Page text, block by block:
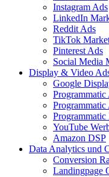
Instagram Ads
LinkedIn
Reddit Ads
TikTok
Pinterest Ads
Social Media
Display & Video
Google
YouTube
Amazon DSP
Data Analytics und
Conversion
Landingpage